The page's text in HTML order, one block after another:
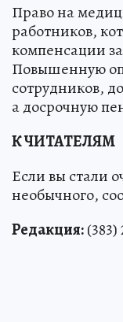
Право на
работников,
компенсации
Повышенную
сотрудников,
а досрочную
К ЧИТАТЕЛЯМ
Если вы стали
необычного,
Редакция:(383)